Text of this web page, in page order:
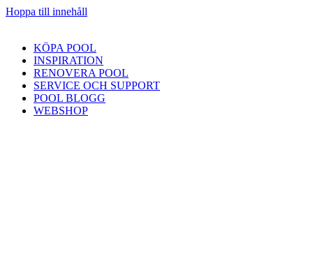
Hoppa till innehåll
KÖPA POOL
INSPIRATION
RENOVERA POOL
SERVICE OCH SUPPORT
POOL BLOGG
WEBSHOP